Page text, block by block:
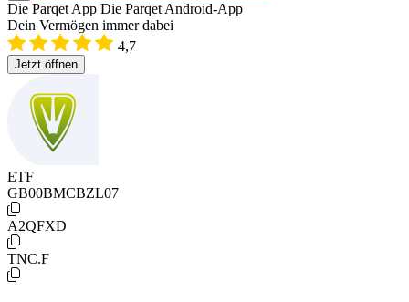
Die Parqet App Die Parqet Android-App
Dein Vermögen immer dabei
4,7
Jetzt öffnen
ETF
GB00BMCBZL07
A2QFXD
TNC.F